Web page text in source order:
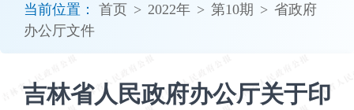
当前位置： 首页 > 2022年 > 第10期 > 省政府
办公厅文件
吉林省人民政府办公厅关于印
加